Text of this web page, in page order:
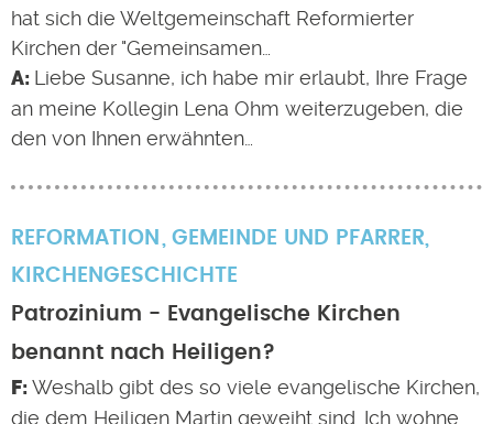
hat sich die Weltgemeinschaft Reformierter
Kirchen der "Gemeinsamen…
Liebe Susanne, ich habe mir erlaubt, Ihre Frage
an meine Kollegin Lena Ohm weiterzugeben, die
den von Ihnen erwähnten…
REFORMATION GEMEINDE UND PFARRER,
KIRCHENGESCHICHTE
Patrozinium - Evangelische Kirchen
benannt nach Heiligen?
Weshalb gibt des so viele evangelische Kirchen,
die dem Heiligen Martin geweiht sind. Ich wohne